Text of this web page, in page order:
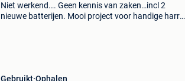
Niet werkend…. Geen kennis van zaken…incl 2
nieuwe batterijen. Mooi project voor handige harry.
Gebruikt Ophalen